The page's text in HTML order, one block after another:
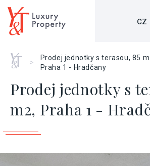
CZ
Home
>
Prodej jednotky s terasou, 85
Praha 1 - Hradčany
Prodej jednotky s
m2, Praha 1 -